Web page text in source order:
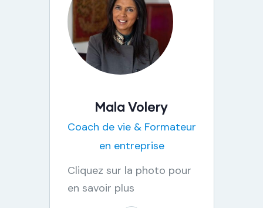
Mala Volery
Coach de vie & Formateur
en entreprise
Cliquez sur la photo pour
en savoir plus